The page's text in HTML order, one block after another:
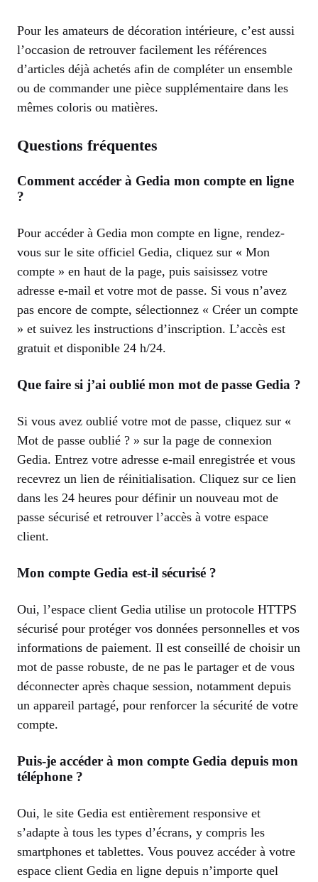
Pour les amateurs de décoration intérieure, c’est aussi
l’occasion de retrouver facilement les références
d’articles déjà achetés afin de compléter un ensemble
ou de commander une pièce supplémentaire dans les
mêmes coloris ou matières.
Questions fréquentes
Comment accéder à Gedia mon compte en ligne
?
Pour accéder à Gedia mon compte en ligne, rendez-
vous sur le site officiel Gedia, cliquez sur « Mon
compte » en haut de la page, puis saisissez votre
adresse e-mail et votre mot de passe. Si vous n’avez
pas encore de compte, sélectionnez « Créer un compte
» et suivez les instructions d’inscription. L’accès est
gratuit et disponible 24 h/24.
Que faire si j’ai oublié mon mot de passe Gedia ?
Si vous avez oublié votre mot de passe, cliquez sur «
Mot de passe oublié ? » sur la page de connexion
Gedia. Entrez votre adresse e-mail enregistrée et vous
recevrez un lien de réinitialisation. Cliquez sur ce lien
dans les 24 heures pour définir un nouveau mot de
passe sécurisé et retrouver l’accès à votre espace
client.
Mon compte Gedia est-il sécurisé ?
Oui, l’espace client Gedia utilise un protocole HTTPS
sécurisé pour protéger vos données personnelles et vos
informations de paiement. Il est conseillé de choisir un
mot de passe robuste, de ne pas le partager et de vous
déconnecter après chaque session, notamment depuis
un appareil partagé, pour renforcer la sécurité de votre
compte.
Puis-je accéder à mon compte Gedia depuis mon
téléphone ?
Oui, le site Gedia est entièrement responsive et
s’adapte à tous les types d’écrans, y compris les
smartphones et tablettes. Vous pouvez accéder à votre
espace client Gedia en ligne depuis n’importe quel